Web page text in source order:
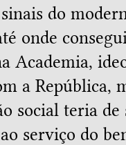
do
onde
Academia,
a República,
social teria
serviço do